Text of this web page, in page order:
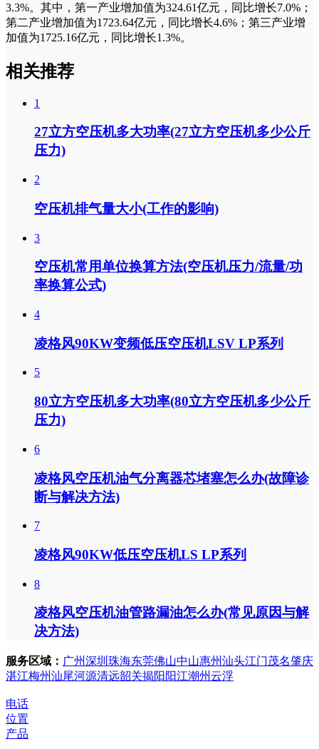
3.3%。其中，第一产业增加值为324.61亿元，同比增长7.0%；
第二产业增加值为1723.64亿元，同比增长4.6%；第三产业增
加值为1725.16亿元，同比增长1.3%。
相关推荐
1
27立方空压机多大功率(27立方空压机多少公斤
压力)
2
空压机排气量大小(工作的影响)
3
空压机常用单位换算方法(空压机压力/流量/功
率换算公式)
4
凌格风90KW变频低压空压机LSV LP系列
5
80立方空压机多大功率(80立方空压机多少公斤
压力)
6
凌格风空压机油气分离器芯堵塞怎么办(故障诊
断与解决方法)
7
凌格风90KW低压空压机LS LP系列
8
凌格风空压机油管路漏油怎么办(常见原因与解
决方法)
服务区域： 广州深圳 珠海东莞佛山中山惠州汕头江门茂名肇庆
湛江梅州汕尾河源清远韶关揭阳 阳江潮州云浮
电话
位置
产品